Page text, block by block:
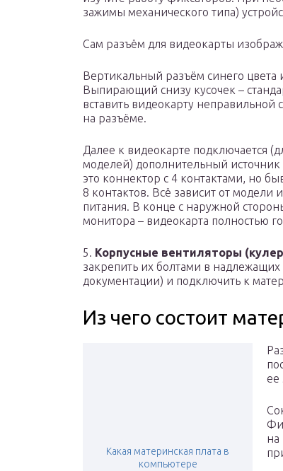
зажимы механического типа)
Сам разъём для видеокарты
Вертикальный разъём синего цвета
Выпирающий снизу кусочек –
вставить видеокарту неправильной
на разъёме.
Далее к видеокарте подключается
моделей) дополнительный источник
это коннектор с 4 контактами, но
8 контактов. Всё зависит от модели
питания. В конце с наружной
монитора – видеокарта полностью
5. Корпусные вентиляторы
закрепить их болтами в
документации) и подключить к
Из чего состоит
Какая материнская плата в
компьютере
ее
на